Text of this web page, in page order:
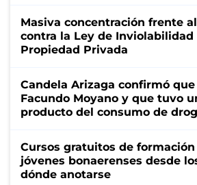
Masiva concentración frente
contra la Ley de Inviolabilidad
Propiedad Privada
Candela Arizaga confirmó
Facundo Moyano y que tuvo
producto del consumo de
Cursos gratuitos de
jóvenes bonaerenses desde
dónde anotarse